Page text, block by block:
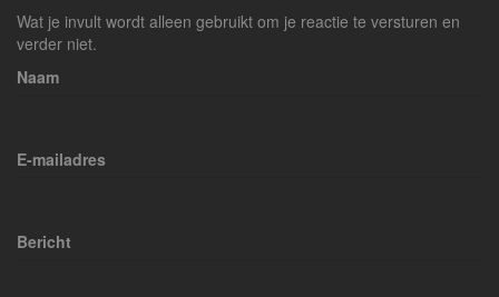
Wat je invult wordt alleen gebruikt om je reactie te versturen en
verder niet.
Naam
E-mailadres
Bericht